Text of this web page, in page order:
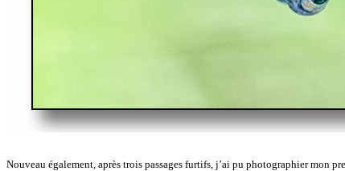
Nouveau également, après trois passages furtifs, j’ai pu photographier mon